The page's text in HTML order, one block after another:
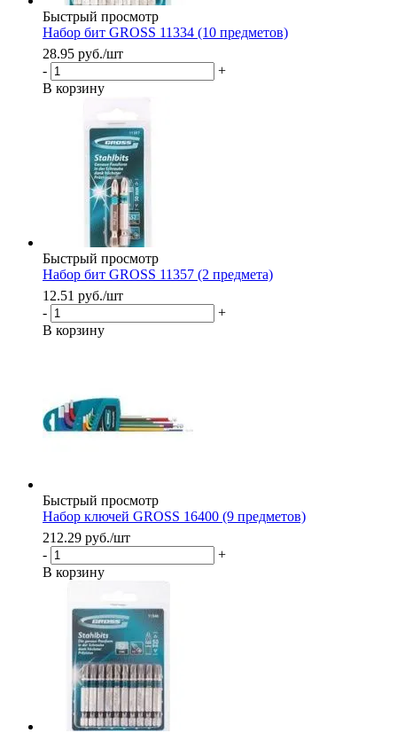
Быстрый просмотр
Набор бит GROSS 11334 (10 предметов)
28.95 руб./шт
-
+
В корзину
Быстрый просмотр
Набор бит GROSS 11357 (2 предмета)
12.51 руб./шт
-
+
В корзину
Быстрый просмотр
Набор ключей GROSS 16400 (9 предметов)
212.29 руб./шт
-
+
В корзину